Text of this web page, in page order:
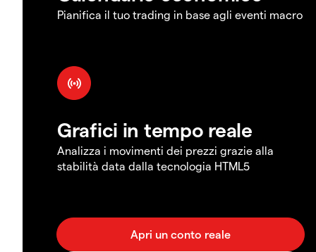
Pianifica il tuo trading in base agli eventi macro
Grafici in tempo reale
Analizza i movimenti dei prezzi grazie alla
stabilità data dalla tecnologia HTML5